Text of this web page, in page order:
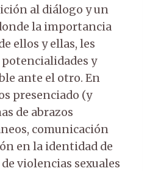
al diálogo y un
la importancia
ellos y ellas, les
y
ante el otro. En
presenciado (y
de abrazos
comunicación
en la identidad de
violencias sexuales